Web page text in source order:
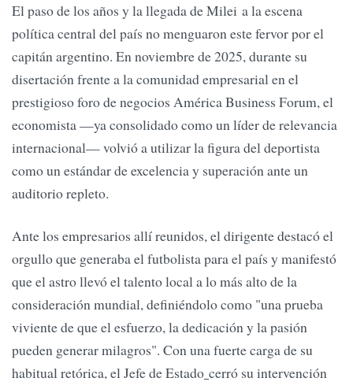
El paso de los años y la llegada de Milei a la escena
política central del país no menguaron este fervor por el
capitán argentino. En noviembre de 2025, durante su
disertación frente a la comunidad empresarial en el
prestigioso foro de negocios América Business Forum, el
economista —ya consolidado como un líder de relevancia
internacional— volvió a utilizar la figura del deportista
como un estándar de excelencia y superación ante un
auditorio repleto.
Ante los empresarios allí reunidos, el dirigente destacó el
orgullo que generaba el futbolista para el país y manifestó
que el astro llevó el talento local a lo más alto de la
consideración mundial, definiéndolo como "una prueba
viviente de que el esfuerzo, la dedicación y la pasión
pueden generar milagros". Con una fuerte carga de su
habitual retórica, el Jefe de Estado cerró su intervención